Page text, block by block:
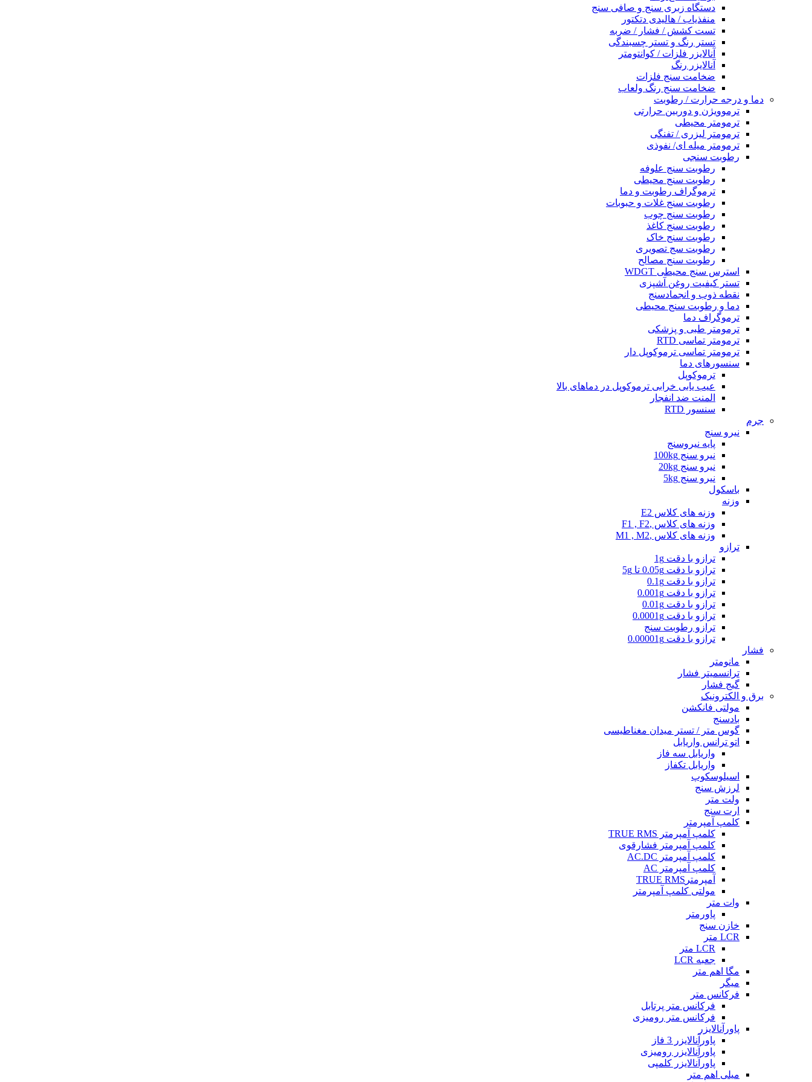
دستگاه زبری سنج و صافی سنج
منفذیاب / هالیدی دتکتور
تست کشش / فشار / ضربه
تستر رنگ و تستر چسبندگی
آنالایزر فلزات / کوانتومتر
آنالایزر رنگ
ضخامت سنج فلزات
ضخامت سنج رنگ ولعاب
دما و درجه حرارت / رطوبت
ترموویژن و دوربین حرارتی
ترمومتر محیطی
ترمومتر لیزری / تفنگی
ترمومتر میله ای/ نفوذی
رطوبت سنجی
رطوبت سنج علوفه
رطوبت سنج محیطی
ترموگراف رطوبت و دما
رطوبت سنج غلات و حبوبات
رطوبت سنج چوب
رطوبت سنج کاغذ
رطوبت سنج خاک
رطوبت سج تصویری
رطوبت سنج مصالح
استرس سنج محیطی WDGT
تستر کیفیت روغن آشپزی
نقطه ذوب و انجمادسنج
دما و رطوبت سنج محیطی
ترموگراف دما
ترمومتر طبی و پزشکی
ترمومتر تماسی RTD
ترمومتر تماسی ترموکوپل دار
سنسورهای دما
ترموکوپل
عیب یابی خرابی ترموکوپل در دماهای بالا
المنت ضد انفجار
سنسور RTD
جرم
نیرو سنج
پایه نیروسنج
نیرو سنج 100kg
نیرو سنج 20kg
نیرو سنج 5kg
باسکول
وزنه
وزنه های کلاس E2
وزنه های کلاس ,F1 , F2
وزنه های کلاس ,M1 , M2
ترازو
ترازو با دقت 1g
ترازو با دقت 0.05g تا 5g
ترازو با دقت 0.1g
ترازو با دقت 0.001g
ترازو با دقت 0.01g
ترازو با دقت 0.0001g
ترازو رطوبت سنج
ترازو با دقت 0.00001g
فشار
مانومتر
ترانسمیتر فشار
گیج فشار
برق و الکترونیک
مولتی فانکشن
بادسنج
گوس متر / تستر میدان مغناطیسی
اتو ترانس واریابل
واریابل سه فاز
واریابل تکفاز
اسیلوسکوپ
لرزش سنج
ولت متر
ارت سنج
کلمپ آمپرمتر
کلمپ آمپرمتر TRUE RMS
کلمپ آمپرمتر فشارقوی
کلمپ آمپرمتر AC.DC
کلمپ آمپرمتر AC
آمپرمترTRUE RMS
مولتی کلمپ آمپرمتر
وات متر
پاورمتر
خازن سنج
LCR متر
LCR متر
جعبه LCR
مگا اهم متر
میگر
فرکانس متر
فرکانس متر پرتابل
فرکانس متر رومیزی
پاورآنالایزر
پاورآنالایزر 3 فاز
پاورآنالایزر رومیزی
پاورآنالایزر کلمپی
میلی اهم متر